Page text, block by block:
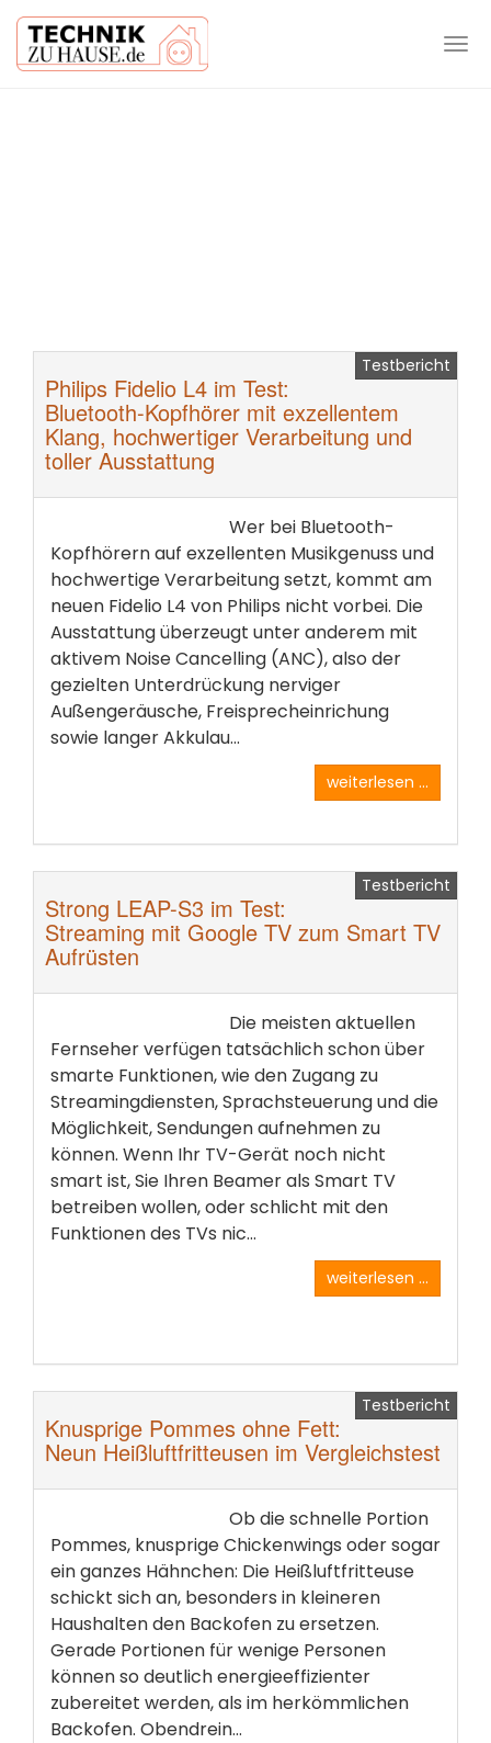
Testbericht
Philips Fidelio L4 im Test:
Bluetooth-Kopfhörer mit exzellentem
Klang, hochwertiger Verarbeitung und
toller Ausstattung
Wer bei Bluetooth-
Kopfhörern auf exzellenten Musikgenuss und
hochwertige Verarbeitung setzt, kommt am
neuen Fidelio L4 von Philips nicht vorbei. Die
Ausstattung überzeugt unter anderem mit
aktivem Noise Cancelling (ANC), also der
gezielten Unterdrückung nerviger
Außengeräusche, Freisprecheinrichung
sowie langer Akkulau...
weiterlesen ...
Testbericht
Strong LEAP-S3 im Test:
Streaming mit Google TV zum Smart TV
Aufrüsten
Die meisten aktuellen
Fernseher verfügen tatsächlich schon über
smarte Funktionen, wie den Zugang zu
Streamingdiensten, Sprachsteuerung und die
Möglichkeit, Sendungen aufnehmen zu
können. Wenn Ihr TV-Gerät noch nicht
smart ist, Sie Ihren Beamer als Smart TV
betreiben wollen, oder schlicht mit den
Funktionen des TVs nic...
weiterlesen ...
Testbericht
Knusprige Pommes ohne Fett:
Neun Heißluftfritteusen im Vergleichstest
Ob die schnelle Portion
Pommes, knusprige Chickenwings oder sogar
ein ganzes Hähnchen: Die Heißluftfritteuse
schickt sich an, besonders in kleineren
Haushalten den Backofen zu ersetzen.
Gerade Portionen für wenige Personen
können so deutlich energieeffizienter
zubereitet werden, als im herkömmlichen
Backofen. Obendrein...